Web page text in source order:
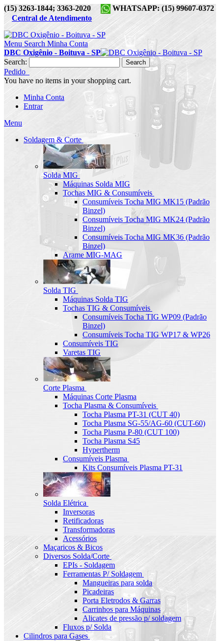
(15) 3263-1844; 3363-2020
WHATSAPP: (15) 99607-0372
Central de Atendimento
Menu Search Minha Conta
DBC Oxigênio - Boituva - SP
Search:
Search
Pedido
You have no items in your shopping cart.
Minha Conta
Entrar
Menu
Soldagem & Corte
Solda MIG
Máquinas Solda MIG
Tochas MIG & Consumíveis
Consumíveis Tocha MIG MK15 (Padrão
Binzel)
Consumíveis Tocha MIG MK24 (Padrão
Binzel)
Consumíveis Tocha MIG MK36 (Padrão
Binzel)
Arame MIG-MAG
Solda TIG
Máquinas Solda TIG
Tochas TIG & Consumíveis
Consumíveis Tocha TIG WP09 (Padrão
Binzel)
Consumíveis Tocha TIG WP17 & WP26
Consumíveis TIG
Varetas TIG
Corte Plasma
Máquinas Corte Plasma
Tocha Plasma & Consumíveis
Tocha Plasma PT-31 (CUT 40)
Tocha Plasma SG-55/AG-60 (CUT-60)
Tocha Plasma P-80 (CUT 100)
Tocha Plasma S45
Hypertherm
Consumíveis Plasma
Kits Consumíveis Plasma PT-31
Solda Elétrica
Inversoras
Retificadoras
Transformadoras
Acessórios
Maçaricos & Bicos
Diversos Solda/Corte
EPIs - Soldagem
Ferramentas P/ Soldagem
Mangueiras para solda
Picadeiras
Porta Eletrodos & Garras
Carrinhos para Máquinas
Alicates de pressão p/ soldagem
Fluxos p/ Solda
Cilindros para Gases